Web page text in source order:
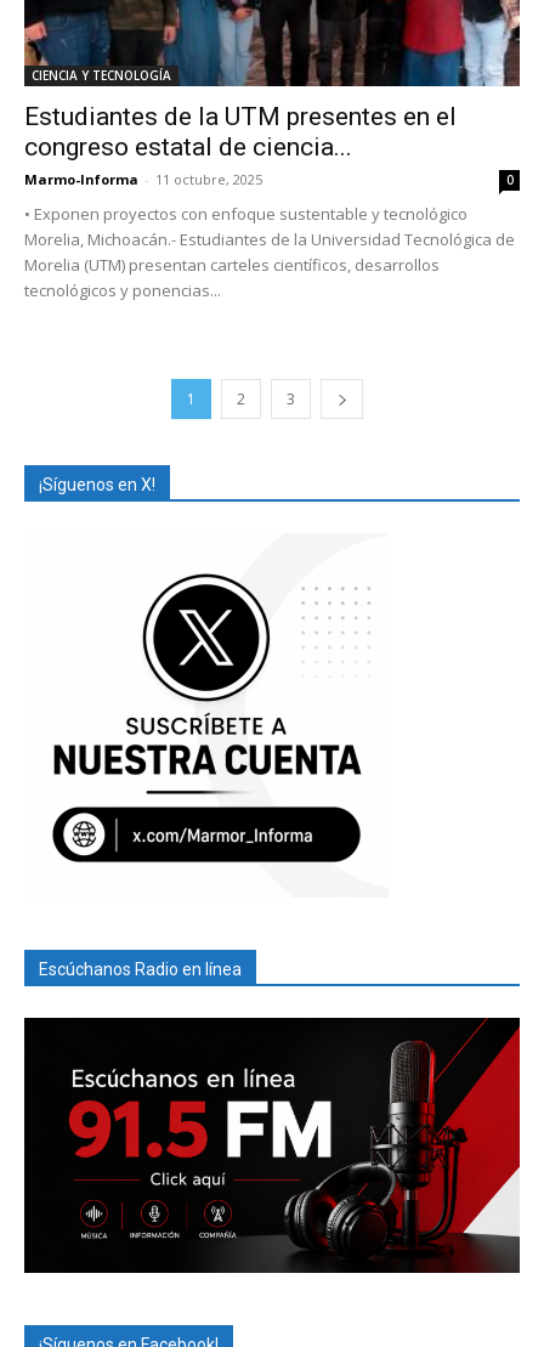
CIENCIA Y TECNOLOGÍA
Estudiantes de la UTM presentes en el
congreso estatal de ciencia...
Marmo-Informa - 11 octubre, 2025 0
• Exponen proyectos con enfoque sustentable y tecnológico
Morelia, Michoacán.- Estudiantes de la Universidad Tecnológica de
Morelia (UTM) presentan carteles científicos, desarrollos
tecnológicos y ponencias...
1 2 3
¡Síguenos en X!
Escúchanos Radio en línea